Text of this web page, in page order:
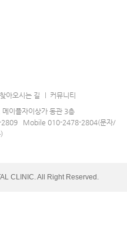
찾아오시는 길
커뮤니티
이플자이상가 동관 3층
Mobile 010-2478-2804(문자/
CLINIC. All Right Reserved.